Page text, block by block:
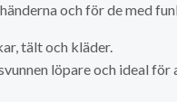
och för de med
tält och kläder.
löpare och ideal